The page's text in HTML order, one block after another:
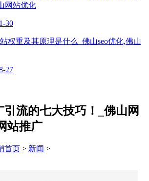
网站优化
30
权重及其原理是什么_佛山seo优化,佛山
27
流的七大技巧！_佛山网
站推广
首页 > 新闻 >